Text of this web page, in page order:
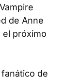
de Anne
el próximo
de